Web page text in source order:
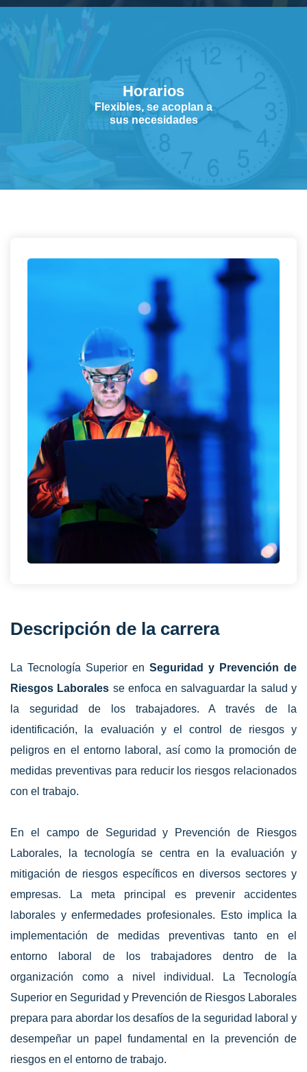
Horarios
Flexibles, se acoplan a
sus necesidades
Descripción de la carrera
La Tecnología Superior en Seguridad y Prevención de
Riesgos Laborales se enfoca en salvaguardar la salud y
la seguridad de los trabajadores. A través de la
identificación, la evaluación y el control de riesgos y
peligros en el entorno laboral, así como la promoción de
medidas preventivas para reducir los riesgos relacionados
con el trabajo.
En el campo de Seguridad y Prevención de Riesgos
Laborales, la tecnología se centra en la evaluación y
mitigación de riesgos específicos en diversos sectores y
empresas. La meta principal es prevenir accidentes
laborales y enfermedades profesionales. Esto implica la
implementación de medidas preventivas tanto en el
entorno laboral de los trabajadores dentro de la
organización como a nivel individual. La Tecnología
Superior en Seguridad y Prevención de Riesgos Laborales
prepara para abordar los desafíos de la seguridad laboral y
desempeñar un papel fundamental en la prevención de
riesgos en el entorno de trabajo.